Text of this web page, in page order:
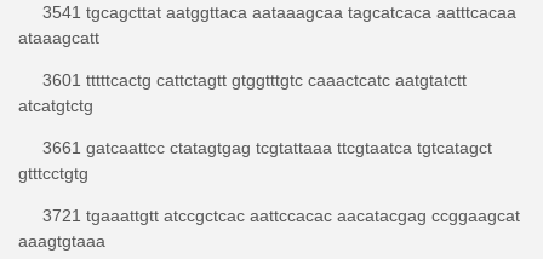
3541 tgcagcttat aatggttaca aataaagcaa tagcatcaca aatttcacaa
ataaagcatt
3601 tttttcactg cattctagtt gtggtttgtc caaactcatc aatgtatctt
atcatgtctg
3661 gatcaattcc ctatagtgag tcgtattaaa ttcgtaatca tgtcatagct
gtttcctgtg
3721 tgaaattgtt atccgctcac aattccacac aacatacgag ccggaagcat
aaagtgtaaa